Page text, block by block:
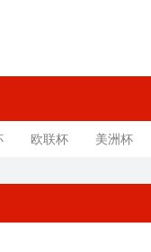
欧联杯 美洲杯